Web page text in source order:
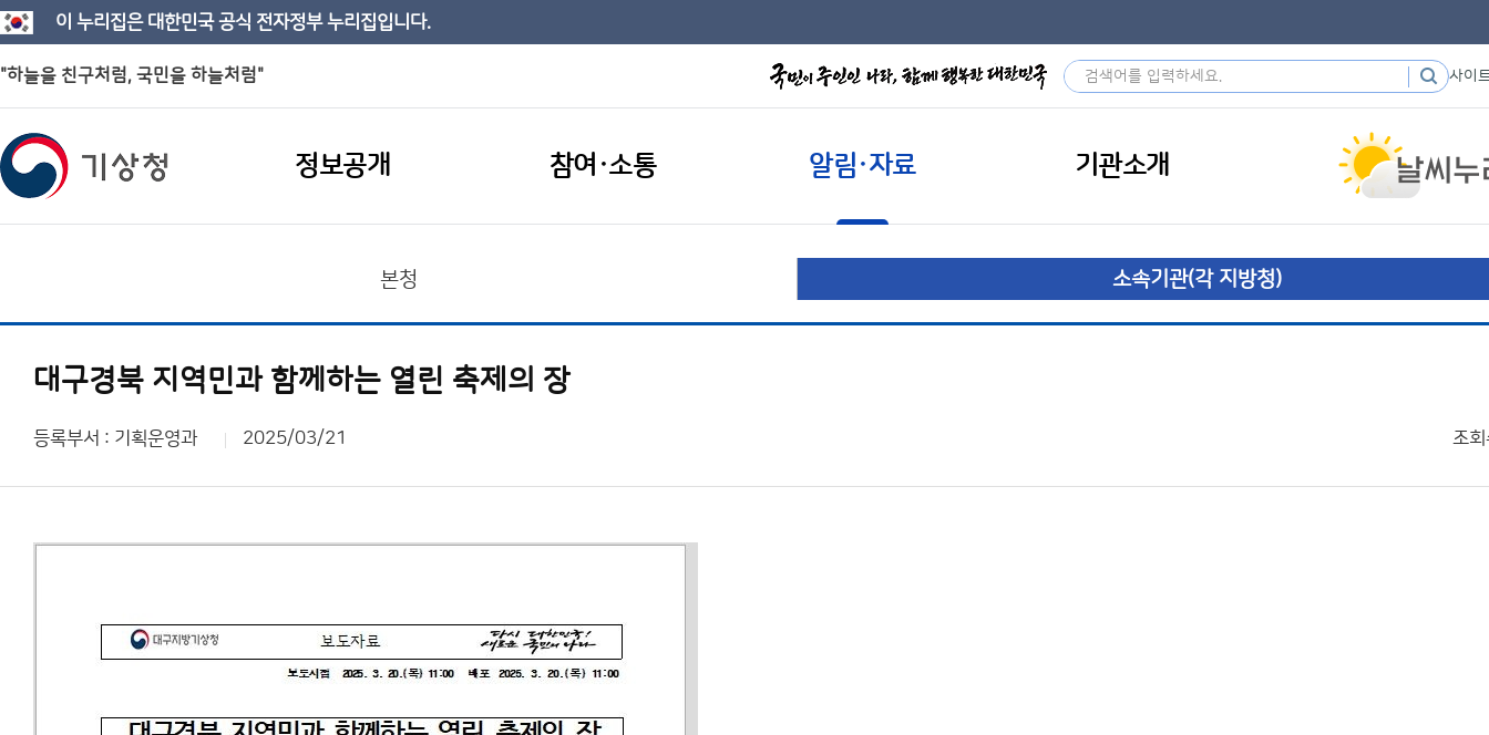
이 누리집은 대한민국 공식 전자정부 누리집입니다.
"하늘을 친구처럼, 국민을 하늘처럼" 사이
정보공개 참여·소통 알림·자료 기관소개
본청 소속기관(각 지방청)
대구경북 지역민과 함께하는 열린 축제의 장
등록부서 : 기획운영과 2025/03/21 조회